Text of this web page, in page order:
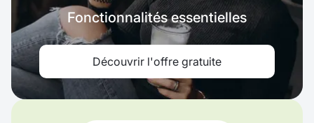
Fonctionnalités essentielles
Découvrir l'offre gratuite